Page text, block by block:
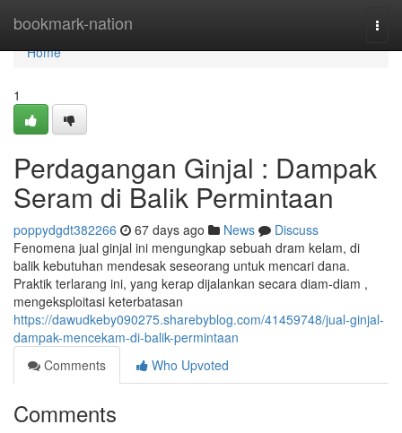
bookmark-nation
Home
Home
1
Perdagangan Ginjal : Dampak
Seram di Balik Permintaan
poppydgdt382266 67 days ago News
Discuss
Fenomena jual ginjal ini mengungkap sebuah dram kelam, di
balik kebutuhan mendesak seseorang untuk mencari dana.
Praktik terlarang ini, yang kerap dijalankan secara diam-diam ,
mengeksploitasi keterbatasan
https://dawudkeby090275.sharebyblog.com/41459748/jual-ginjal-
dampak-mencekam-di-balik-permintaan
Comments
Who Upvoted
Comments